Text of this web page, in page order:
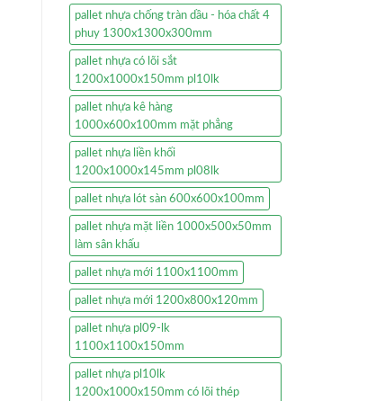
pallet nhựa chống tràn dầu - hóa chất 4
phuy 1300x1300x300mm
pallet nhựa có lõi sắt
1200x1000x150mm pl10lk
pallet nhựa kê hàng
1000x600x100mm mặt phẳng
pallet nhựa liền khối
1200x1000x145mm pl08lk
pallet nhựa lót sàn 600x600x100mm
pallet nhựa mặt liền 1000x500x50mm
làm sân khấu
pallet nhựa mới 1100x1100mm
pallet nhựa mới 1200x800x120mm
pallet nhựa pl09-lk
1100x1100x150mm
pallet nhựa pl10lk
1200x1000x150mm có lõi thép